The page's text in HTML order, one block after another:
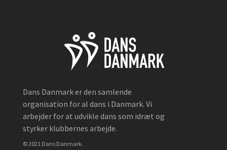
Dans Danmark er den samlende
organisation for al dans i Danmark. Vi
arbejder for at udvikle dans som idræt og
styrker klubbernes arbejde.
© 2021 Dans Danmark.